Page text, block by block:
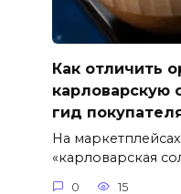
Как отличить
карловарскую
гид
На
«карловарская
0 15